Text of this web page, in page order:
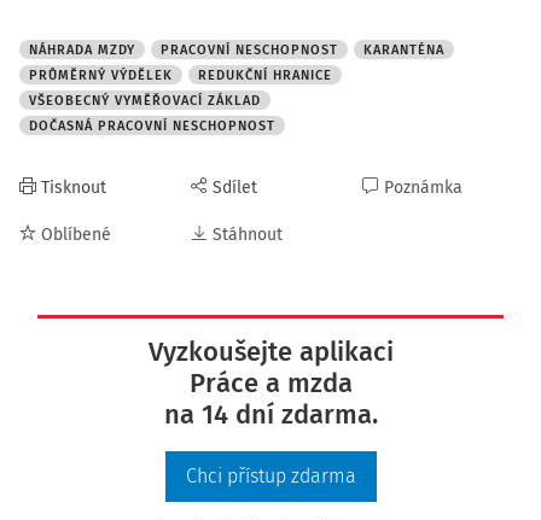
NÁHRADA MZDY PRACOVNÍ NESCHOPNOST
KARANTÉNA
PRŮMĚRNÝ VÝDĚLEK
REDUKČNÍ HRANICE
VŠEOBECNÝ VYMĚŘOVACÍ ZÁKLAD
DOČASNÁ PRACOVNÍ NESCHOPNOST
Tisknout
Oblíbené
Sdílet
Stáhnout
Poznámka
Vyzkoušejte aplikaci
Práce a mzda
na 14 dní zdarma.
Chci přístup zdarma